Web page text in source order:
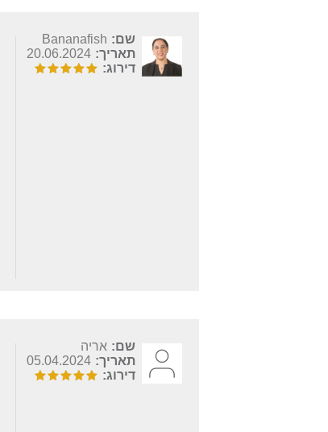
שם: Bananafish
תאריך: 20.06.2024
דירוג:
שם: אריה
תאריך: 05.04.2024
דירוג: